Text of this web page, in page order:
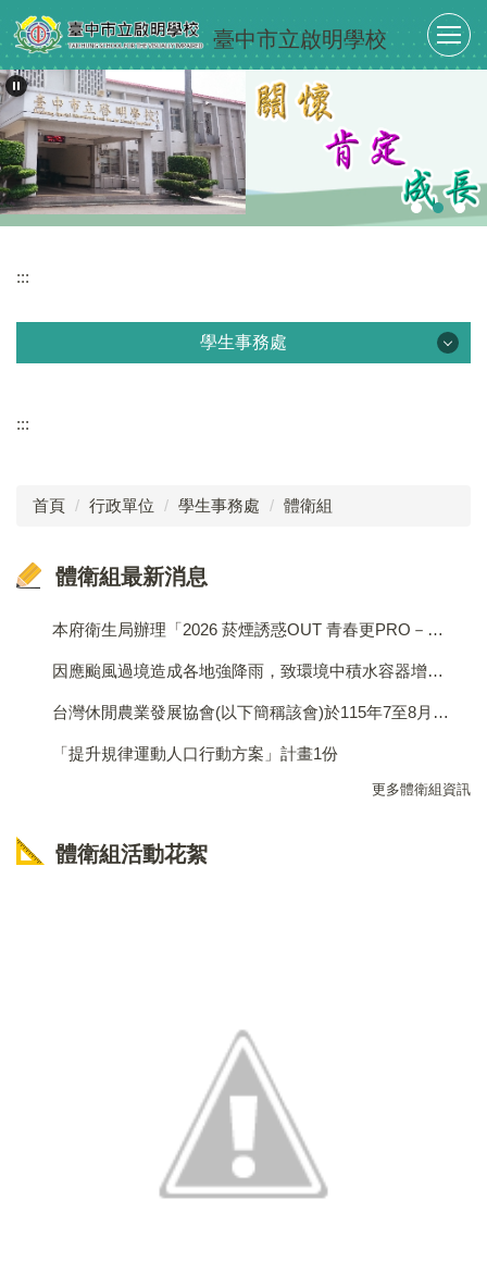
跳
到
主
要
內
容
區
臺中市立啟明學校
:::
學生事務處
工作執掌
法令規章
業務成果
表單下載
訓育組
體衛組
人權法治暨品德教育推行委員會
:::
首頁 行政單位 學生事務處 體衛組
體衛組最新消息
本府衛生局辦理「2026 菸煙誘惑OUT 青春更PRO－反菸短影音創意競賽」活動，請學校轉知學生踴躍參與徵件
因應颱風過境造成各地強降雨，致環境中積水容器增加，請學校加強校園巡檢、環境整頓及孳生源清除工作，以降低登革熱流行風險
台灣休閒農業發展協會(以下簡稱該會)於115年7至8月間辦理「教師食農體驗交流暨專業成長研習」活動，敬請各校協助轉知所屬教師並鼓勵教師踴躍報名參加
「提升規律運動人口行動方案」計畫1份
更多體衛組資訊
體衛組活動花絮